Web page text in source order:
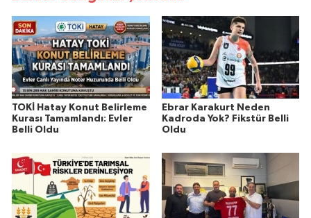
TOKİ Hatay Konut Belirleme
Kurası Tamamlandı: Evler
Belli Oldu
Ebrar Karakurt Neden
Kadroda Yok? Fikstür Belli
Oldu